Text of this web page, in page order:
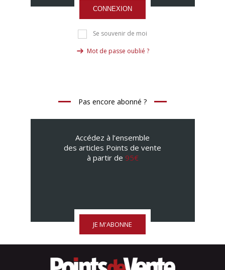
CONNEXION
Se souvenir de moi
Mot de passe oublié ?
Pas encore abonné ?
Accédez à l’ensemble
des articles Points de vente
à partir de 95€
JE M'ABONNE